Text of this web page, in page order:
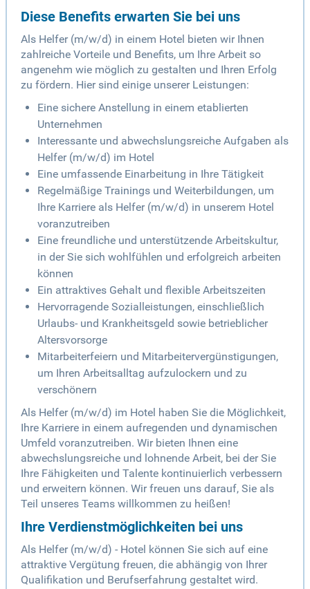
Diese Benefits erwarten Sie bei uns
Als Helfer (m/w/d) in einem Hotel bieten wir Ihnen
zahlreiche Vorteile und Benefits, um Ihre Arbeit so
angenehm wie möglich zu gestalten und Ihren Erfolg
zu fördern. Hier sind einige unserer Leistungen:
Eine sichere Anstellung in einem etablierten
Unternehmen
Interessante und abwechslungsreiche Aufgaben als
Helfer (m/w/d) im Hotel
Eine umfassende Einarbeitung in Ihre Tätigkeit
Regelmäßige Trainings und Weiterbildungen, um
Ihre Karriere als Helfer (m/w/d) in unserem Hotel
voranzutreiben
Eine freundliche und unterstützende Arbeitskultur,
in der Sie sich wohlfühlen und erfolgreich arbeiten
können
Ein attraktives Gehalt und flexible Arbeitszeiten
Hervorragende Sozialleistungen, einschließlich
Urlaubs- und Krankheitsgeld sowie betrieblicher
Altersvorsorge
Mitarbeiterfeiern und Mitarbeitervergünstigungen,
um Ihren Arbeitsalltag aufzulockern und zu
verschönern
Als Helfer (m/w/d) im Hotel haben Sie die Möglichkeit,
Ihre Karriere in einem aufregenden und dynamischen
Umfeld voranzutreiben. Wir bieten Ihnen eine
abwechslungsreiche und lohnende Arbeit, bei der Sie
Ihre Fähigkeiten und Talente kontinuierlich verbessern
und erweitern können. Wir freuen uns darauf, Sie als
Teil unseres Teams willkommen zu heißen!
Ihre Verdienstmöglichkeiten bei uns
Als Helfer (m/w/d) - Hotel können Sie sich auf eine
attraktive Vergütung freuen, die abhängig von Ihrer
Qualifikation und Berufserfahrung gestaltet wird.